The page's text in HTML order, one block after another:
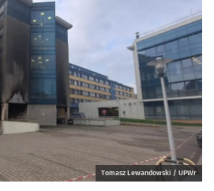
Tomasz Lewandowski / UPWr